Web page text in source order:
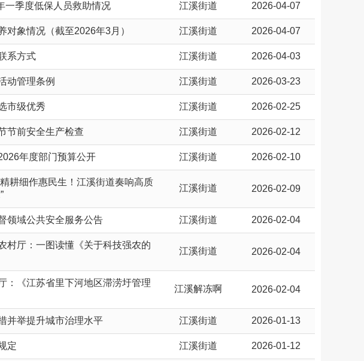
一季度低保人员救助情况 江溪街道 2026-04-07
对象情况（截至2026年3月） 江溪街道 2026-04-07
系方式 江溪街道 2026-04-03
动管理条例 江溪街道 2026-03-23
市级优秀 江溪街道 2026-02-25
节前安全生产检查 江溪街道 2026-02-12
年度部门预算公开 江溪街道 2026-02-10
耕细作惠民生！江溪街道奏响高质
江溪街道 2026-02-09
领域公共安全服务公告 江溪街道 2026-02-04
村厅：一图读懂《关于科技强农的
江溪街道 2026-02-04
：​《江苏省里下河地区滞涝圩管理
江溪解冻啊 2026-02-04
并举提升城市治理水平 江溪街道 2026-01-13
定 江溪街道 2026-01-12